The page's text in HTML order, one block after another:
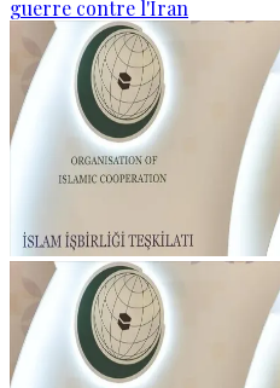
guerre contre l'Iran